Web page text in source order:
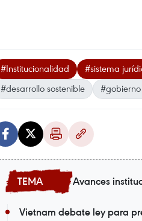
#Institucionalidad #sistema
#desarrollo sostenible
Avances
Vietnam debate ley para